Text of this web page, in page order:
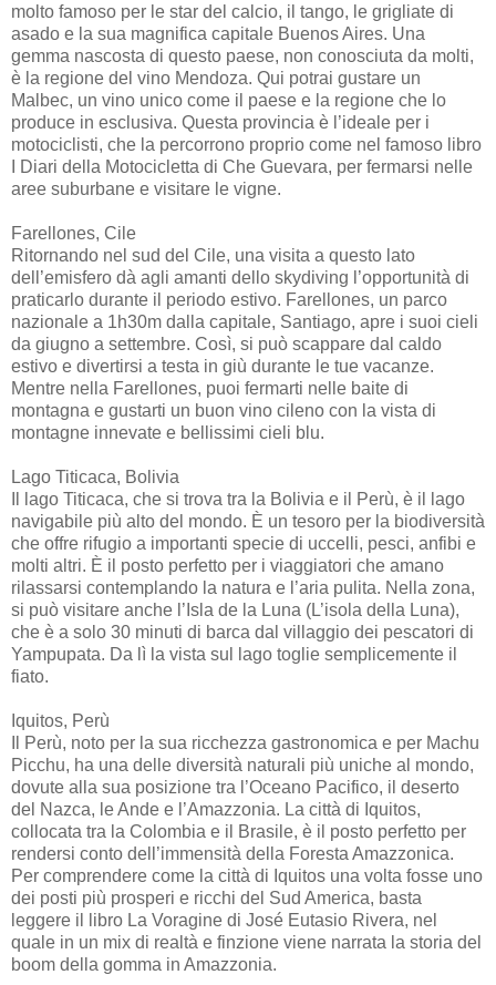
molto famoso per le star del calcio, il tango, le grigliate di
asado e la sua magnifica capitale Buenos Aires. Una
gemma nascosta di questo paese, non conosciuta da molti,
è la regione del vino Mendoza. Qui potrai gustare un
Malbec, un vino unico come il paese e la regione che lo
produce in esclusiva. Questa provincia è l’ideale per i
motociclisti, che la percorrono proprio come nel famoso libro
I Diari della Motocicletta di Che Guevara, per fermarsi nelle
aree suburbane e visitare le vigne.
Farellones, Cile
Ritornando nel sud del Cile, una visita a questo lato
dell’emisfero dà agli amanti dello skydiving l’opportunità di
praticarlo durante il periodo estivo. Farellones, un parco
nazionale a 1h30m dalla capitale, Santiago, apre i suoi cieli
da giugno a settembre. Così, si può scappare dal caldo
estivo e divertirsi a testa in giù durante le tue vacanze.
Mentre nella Farellones, puoi fermarti nelle baite di
montagna e gustarti un buon vino cileno con la vista di
montagne innevate e bellissimi cieli blu.
Lago Titicaca, Bolivia
Il lago Titicaca, che si trova tra la Bolivia e il Perù, è il lago
navigabile più alto del mondo. È un tesoro per la biodiversità
che offre rifugio a importanti specie di uccelli, pesci, anfibi e
molti altri. È il posto perfetto per i viaggiatori che amano
rilassarsi contemplando la natura e l’aria pulita. Nella zona,
si può visitare anche l’Isla de la Luna (L’isola della Luna),
che è a solo 30 minuti di barca dal villaggio dei pescatori di
Yampupata. Da lì la vista sul lago toglie semplicemente il
fiato.
Iquitos, Perù
Il Perù, noto per la sua ricchezza gastronomica e per Machu
Picchu, ha una delle diversità naturali più uniche al mondo,
dovute alla sua posizione tra l’Oceano Pacifico, il deserto
del Nazca, le Ande e l’Amazzonia. La città di Iquitos,
collocata tra la Colombia e il Brasile, è il posto perfetto per
rendersi conto dell’immensità della Foresta Amazzonica.
Per comprendere come la città di Iquitos una volta fosse uno
dei posti più prosperi e ricchi del Sud America, basta
leggere il libro La Voragine di José Eutasio Rivera, nel
quale in un mix di realtà e finzione viene narrata la storia del
boom della gomma in Amazzonia.